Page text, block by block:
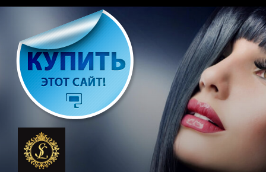
Перейти
содержимому